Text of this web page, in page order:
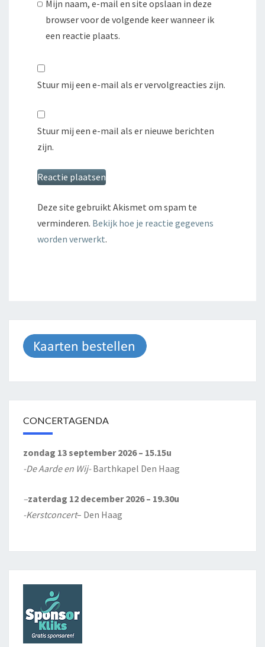
Mijn naam, e-mail en site opslaan in deze
browser voor de volgende keer wanneer ik
een reactie plaats.
Stuur mij een e-mail als er vervolgreacties zijn.
Stuur mij een e-mail als er nieuwe berichten
zijn.
Deze site gebruikt Akismet om spam te
verminderen. Bekijk hoe je reactie gegevens
worden verwerkt.
CONCERTAGENDA
zondag 13 september 2026 – 15.15u
-De Aarde en Wij-Barthkapel Den Haag
–zaterdag 12 december 2026 – 19.30u
-Kerstconcert– Den Haag